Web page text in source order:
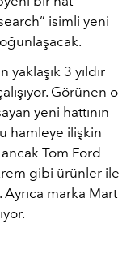
isimli yeni
yaklaşık 3 yıldır
Görünen o
yeni hattının
hamleye ilişkin
Tom Ford
gibi ürünler ile
Ayrıca marka Mart